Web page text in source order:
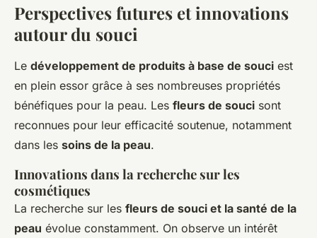
Perspectives futures et innovations
autour du souci
Le développement de produits à base de souci est
en plein essor grâce à ses nombreuses propriétés
bénéfiques pour la peau. Les fleurs de souci sont
reconnues pour leur efficacité soutenue, notamment
dans les soins de la peau.
Innovations dans la recherche sur les
cosmétiques
La recherche sur les fleurs de souci et la santé de la
peau évolue constamment. On observe un intérêt